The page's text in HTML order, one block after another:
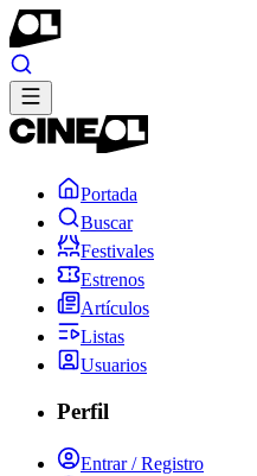
Portada
Buscar
Festivales
Estrenos
Artículos
Listas
Usuarios
Perfil
Entrar / Registro